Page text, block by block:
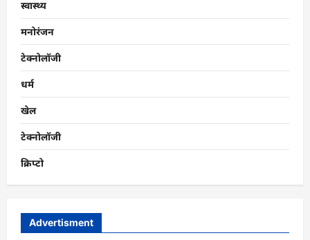
स्वास्थ्य
मनोरंजन
टेक्नोलॉजी
धर्म
खेल
टेक्नोलॉजी
क्रिप्टो
Advertisment